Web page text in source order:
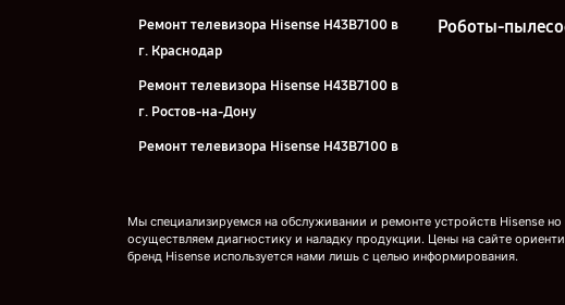
Ремонт телевизора Hisense H43B7100 в
г. Краснодар
Ремонт телевизора Hisense H43B7100 в
г. Ростов-на-Дону
Ремонт телевизора Hisense H43B7100 в
г. Новосибирск
Ремонт телевизора Hisense H43B7100 в
Роботы-
Мы специализируемся на обслуживании и ремонте устройств Hisense
осуществляем диагностику и наладку продукции. Цены на сайте
бренд Hisense используется нами лишь с целью информирования.